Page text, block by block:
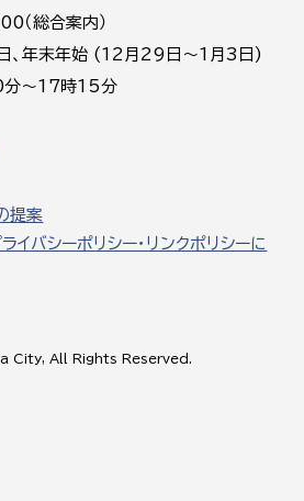
総合案内）
日、年末年始 (12月29日～1月3日)
～17時15分
提案
イバシーポリシー・リンクポリシーに
City, All Rights Reserved.